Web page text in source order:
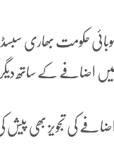
صوبائی حکومت
اضافے کے ساتھ دیگر